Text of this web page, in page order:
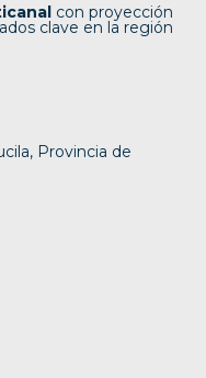
con proyección
clave en la región
Provincia de